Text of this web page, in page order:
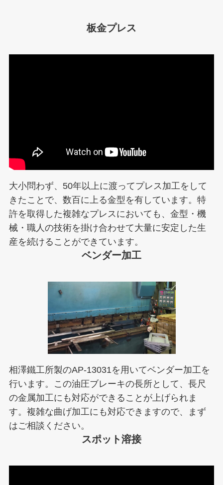
板金プレス
大小問わず、50年以上に渡ってプレス加工をして
きたことで、数百に上る金型を有しています。特
許を取得した複雑なプレスにおいても、金型・機
械・職人の技術を掛け合わせて大量に安定した生
産を続けることができています。
ベンダー加工
相澤鐵工所製のAP-13031を用いてベンダー加工を
行います。この油圧ブレーキの長所として、長尺
の金属加工にも対応ができることが上げられま
す。複雑な曲げ加工にも対応できますので、まず
はご相談ください。
スポット溶接